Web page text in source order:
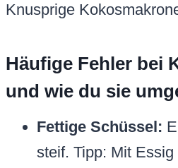
Knusprige
Häufige Fehler bei
und wie du sie
Fettige Schüssel:
steif. Tipp: Mit